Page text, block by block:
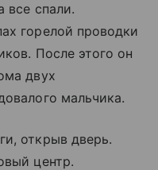
все спали.
горелой проводки
После этого он
двух
мальчика.
открыв дверь.
центр.